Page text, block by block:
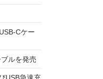
Cケー
ルを発売